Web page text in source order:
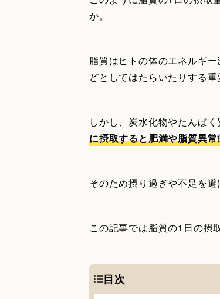
か。
脂質はヒトの体のエネルギ
どとしてはたらいたりする重
しかし、炭水化物やたんぱ
に摂取すると肥満や脂質異
そのため摂り過ぎや不足を
この記事では脂質の1日の摂
目次